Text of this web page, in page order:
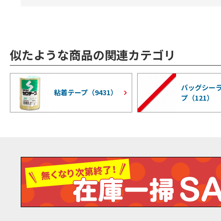
似たような商品の関連カテゴリ
粘着テープ（9431）
バッグシー
プ（121）